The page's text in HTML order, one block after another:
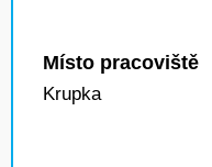
Místo pracoviště
Krupka